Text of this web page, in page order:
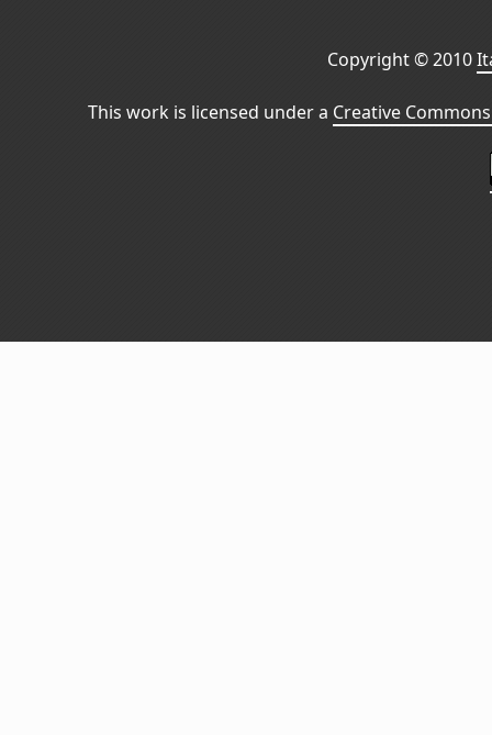
Copyright © 2010
This work is licensed under a Creative